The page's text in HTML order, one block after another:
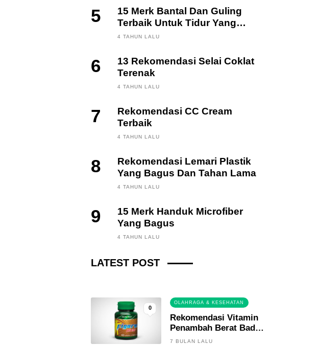
5
15 Merk Bantal Dan Guling
Terbaik Untuk Tidur Yang
Berkualitas
4 TAHUN LALU
6
13 Rekomendasi Selai Coklat
Terenak
4 TAHUN LALU
7
Rekomendasi CC Cream
Terbaik
4 TAHUN LALU
8
Rekomendasi Lemari Plastik
Yang Bagus Dan Tahan Lama
4 TAHUN LALU
9
15 Merk Handuk Microfiber
Yang Bagus
4 TAHUN LALU
LATEST POST
FINANCE, INVESTING
3 BULAN LALU
0
OLAHRAGA & KESEHATAN
Rekomendasi Vitamin
Penambah Berat Badan
Terbaik
7 BULAN LALU